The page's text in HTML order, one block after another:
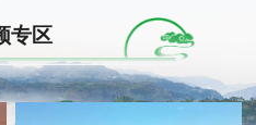
专区